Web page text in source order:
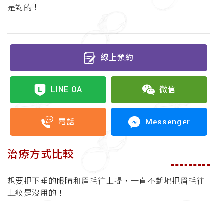
是對的！
線上預約
LINE OA 微信
電話 Messenger
治療方式比較
想要把下垂的眼睛和眉毛往上提，一直不斷地把眉毛往
上紋是沒用的！